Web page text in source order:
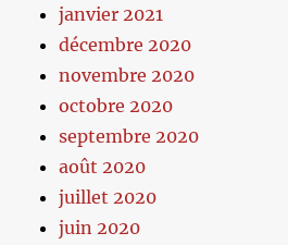
janvier 2021
décembre 2020
novembre 2020
octobre 2020
septembre 2020
août 2020
juillet 2020
juin 2020